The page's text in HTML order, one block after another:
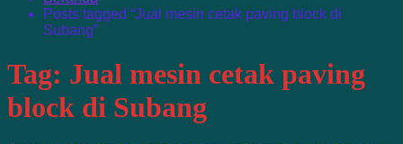
Posts tagged “Jual mesin cetak paving block di
Subang”
Tag: Jual mesin cetak paving
block di Subang